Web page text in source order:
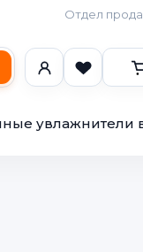
Отдел
увлажнители